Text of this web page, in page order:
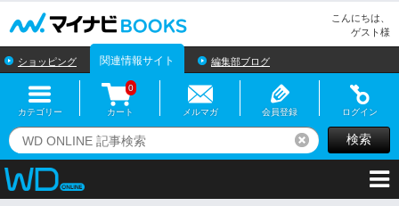
こんにちは、
ゲスト様
ショッピング 関連情報サイト 編集部ブログ
カテゴリー カート
0
メルマガ 会員登録 ログイン
リセット検索